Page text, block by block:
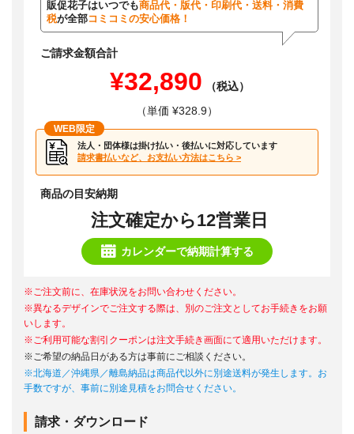
販促花子はいつでも商品代・版代・印刷代・送料・消費
税が全部コミコミの安心価格！
ご請求金額合計
¥32,890
（税込）
（単価 ¥328.9）
WEB限定
法人・団体様は掛け払い・後払いに対応しています
請求書払いなど、お支払い方法はこちら >
商品の目安納期
注文確定から12営業日
カレンダーで納期計算する
※ご注文前に、在庫状況をお問い合わせください。
※異なるデザインでご注文する際は、別のご注文としてお手続きをお願
いします。
※ご利用可能な割引クーポンは注文手続き画面にて適用いただけます。
※ご希望の納品日がある方は事前にご相談ください。
※北海道／沖縄県／離島納品は商品代以外に別途送料が発生します。お
手数ですが、事前に別途見積をお問合せください。
請求・ダウンロード